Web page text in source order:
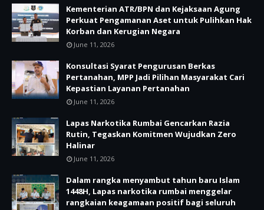
Kementerian ATR/BPN dan Kejaksaan Agung
Perkuat Pengamanan Aset untuk Pulihkan Hak
Korban dan Kerugian Negara
June 11, 2026
Konsultasi Syarat Pengurusan Berkas
Pertanahan, MPP Jadi Pilihan Masyarakat Cari
Kepastian Layanan Pertanahan
June 11, 2026
Lapas Narkotika Rumbai Gencarkan Razia
Rutin, Tegaskan Komitmen Wujudkan Zero
Halinar
June 11, 2026
Dalam rangka menyambut tahun baru Islam
1448H, Lapas narkotika rumbai menggelar
rangkaian keagamaan positif bagi seluruh